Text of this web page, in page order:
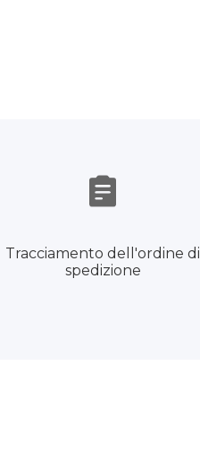
Tracciamento dell'ordine di
spedizione